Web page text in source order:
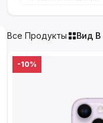
Все Продукты Вид В
-10%